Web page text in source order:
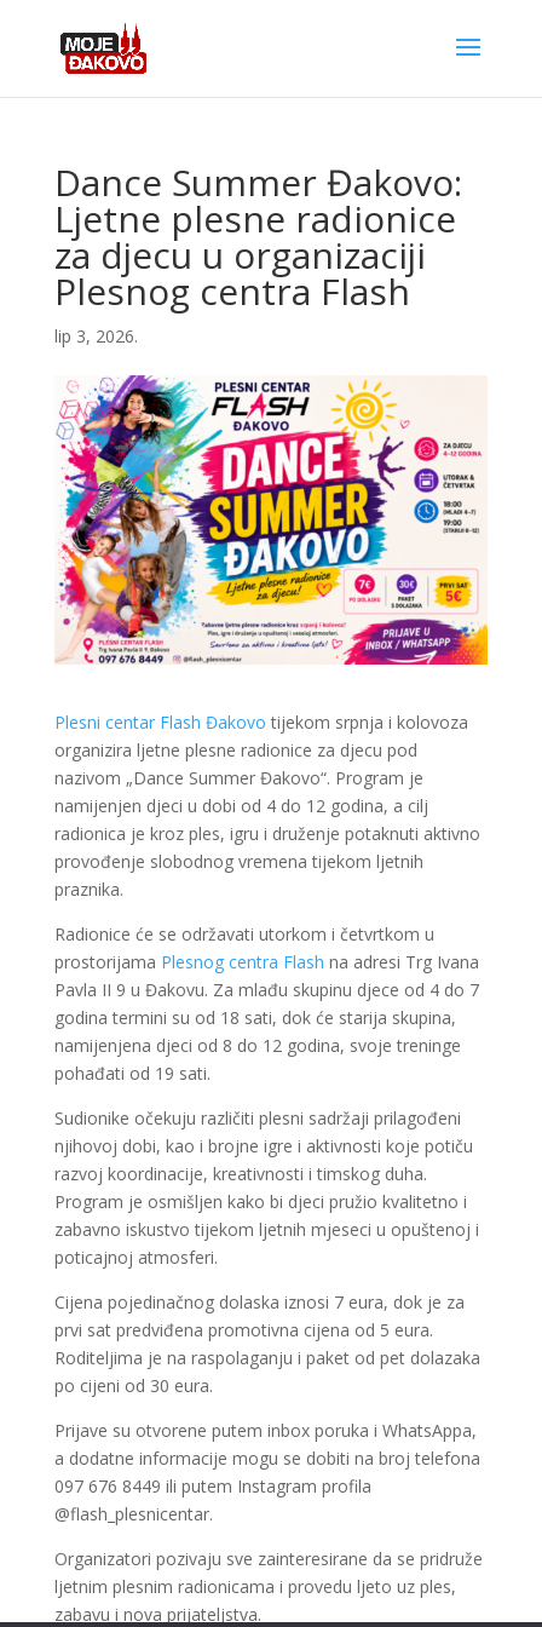
Dance Summer Đakovo:
Ljetne plesne radionice
za djecu u organizaciji
Plesnog centra Flash
lip 3, 2026.
Plesni centar Flash Đakovo tijekom srpnja i kolovoza
organizira ljetne plesne radionice za djecu pod
nazivom „Dance Summer Đakovo“. Program je
namijenjen djeci u dobi od 4 do 12 godina, a cilj
radionica je kroz ples, igru i druženje potaknuti aktivno
provođenje slobodnog vremena tijekom ljetnih
praznika.
Radionice će se održavati utorkom i četvrtkom u
prostorijama Plesnog centra Flash na adresi Trg Ivana
Pavla II 9 u Đakovu. Za mlađu skupinu djece od 4 do 7
godina termini su od 18 sati, dok će starija skupina,
namijenjena djeci od 8 do 12 godina, svoje treninge
pohađati od 19 sati.
Sudionike očekuju različiti plesni sadržaji prilagođeni
njihovoj dobi, kao i brojne igre i aktivnosti koje potiču
razvoj koordinacije, kreativnosti i timskog duha.
Program je osmišljen kako bi djeci pružio kvalitetno i
zabavno iskustvo tijekom ljetnih mjeseci u opuštenoj i
poticajnoj atmosferi.
Cijena pojedinačnog dolaska iznosi 7 eura, dok je za
prvi sat predviđena promotivna cijena od 5 eura.
Roditeljima je na raspolaganju i paket od pet dolazaka
po cijeni od 30 eura.
Prijave su otvorene putem inbox poruka i WhatsAppa,
a dodatne informacije mogu se dobiti na broj telefona
097 676 8449 ili putem Instagram profila
@flash_plesnicentar.
Organizatori pozivaju sve zainteresirane da se pridruže
ljetnim plesnim radionicama i provedu ljeto uz ples,
zabavu i nova prijateljstva.